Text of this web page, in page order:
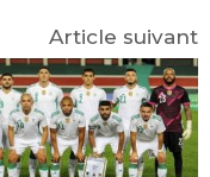
Article suivant